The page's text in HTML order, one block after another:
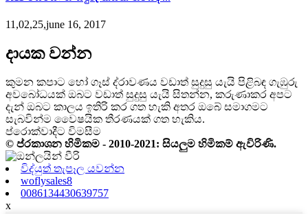
11,02,25,june 16, 2017
දායක වන්න
කුමන කපාට හෝ ගෑස් ද්රාවණය වඩාත් සුදුසු යැයි පිළිබඳ ගැඹුරු
අවබෝධයක් ඔබට වඩාත් සුදුසු යැයි සිතන්න, කරුණාකර අපට
දැන් ඔබට කාලය ඉතිරි කර ගත හැකි අතර ඔබේ සමාගමට
සැබවින්ම වෛෂයික තීරණයක් ගත හැකිය.
ප්රොක්වාදීට විමසීම
© ප්රකාශන හිමිකම - 2010-2021: සියලුම හිමිකම් ඇවිරිණි.
විද්යුත් තැපෑල යවන්න
woflysales8
0086134430639757
x